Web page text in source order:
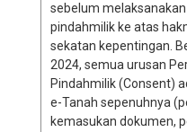
sebelum
pindahmilik ke atas
sekatan kepentingan.
2024, semua urusan
Pindahmilik (Consent)
e-Tanah sepenuhnya
kemasukan dokumen,